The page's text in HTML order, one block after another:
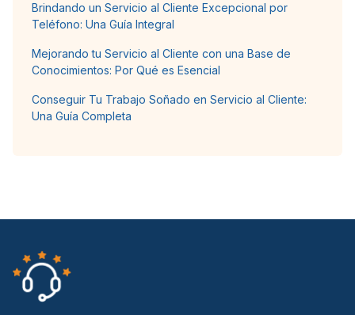
Brindando un Servicio al Cliente Excepcional por
Teléfono: Una Guía Integral
Mejorando tu Servicio al Cliente con una Base de
Conocimientos: Por Qué es Esencial
Conseguir Tu Trabajo Soñado en Servicio al Cliente:
Una Guía Completa